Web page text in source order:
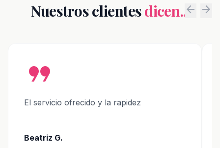
Nuestros clientesdicen...arrow_back arrow_forward
format_quote
El servicio ofrecido y la rapidez
Beatriz G.